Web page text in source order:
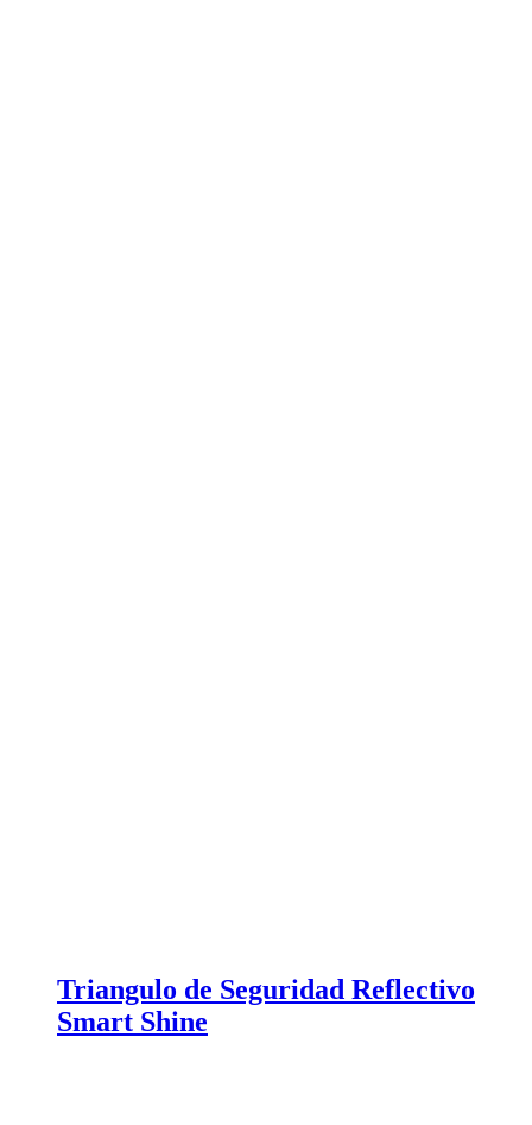
Triangulo de Seguridad Reflectivo
Smart Shine